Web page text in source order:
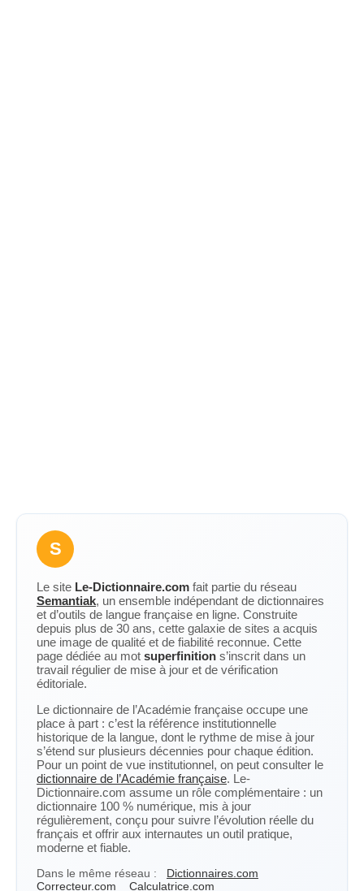
S
Le site Le-Dictionnaire.com fait partie du réseau
Semantiak, un ensemble indépendant de dictionnaires
et d’outils de langue française en ligne. Construite
depuis plus de 30 ans, cette galaxie de sites a acquis
une image de qualité et de fiabilité reconnue. Cette
page dédiée au mot superfinition s’inscrit dans un
travail régulier de mise à jour et de vérification
éditoriale.
Le dictionnaire de l’Académie française occupe une
place à part : c’est la référence institutionnelle
historique de la langue, dont le rythme de mise à jour
s’étend sur plusieurs décennies pour chaque édition.
Pour un point de vue institutionnel, on peut consulter le
dictionnaire de l’Académie française. Le-
Dictionnaire.com assume un rôle complémentaire : un
dictionnaire 100 % numérique, mis à jour
régulièrement, conçu pour suivre l’évolution réelle du
français et offrir aux internautes un outil pratique,
moderne et fiable.
Dans le même réseau :
Dictionnaires.com
Correcteur.com
Calculatrice.com